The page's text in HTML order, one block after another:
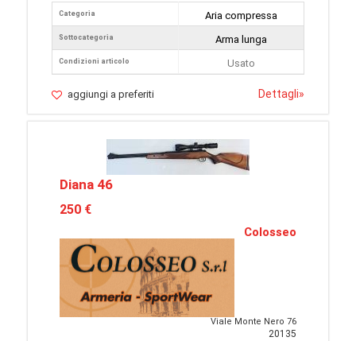
Categoria
Sottocategoria
Condizioni articolo
Aria compressa
Arma lunga
Usato
aggiungi a preferiti Dettagli»
Diana 46
250 €
Colosseo
Viale Monte Nero 76
20135